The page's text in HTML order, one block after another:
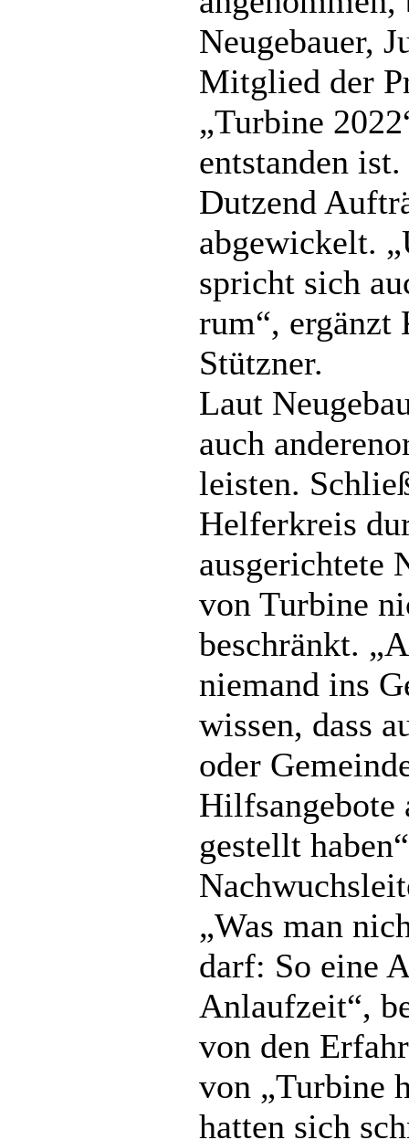
Neugebauer,
Mitglied der
„Turbine
entstanden
Dutzend
abgewickelt.
spricht sich
rum“,
Stützner.
Laut
auch
leisten.
Helferkreis
ausgerichtete
von Turbine
beschränkt.
niemand ins
wissen, dass
oder
Hilfsangebote
gestellt
„Was man
darf: So eine
Anlaufzeit“,
von den
von „Turbine
hatten sich